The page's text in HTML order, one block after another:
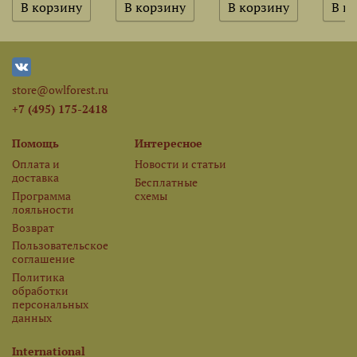
store@owlforest.ru
+7 (495) 175-2418
Помощь
Оплата и
доставка
Программа
лояльности
Возврат
Пользовательское
соглашение
Политика
обработки
персональных
данных
Интересное
Новости и статьи
Бесплатные
схемы
International